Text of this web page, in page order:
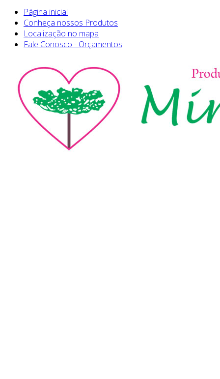
Página inicial
Conheça nossos Produtos
Localização no mapa
Fale Conosco - Orçamentos